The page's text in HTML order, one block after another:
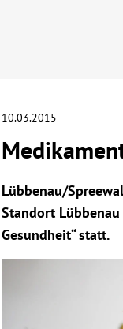
10.03.2015
Lübbenau/
Standort
Gesundheit“ statt.